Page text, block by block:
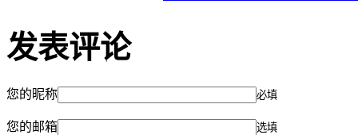
发表评论
您的昵称 必填
您的邮箱 选填